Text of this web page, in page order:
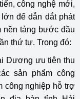
công nghệ mới,
để dẫn dắt phát
nền tảng bước đầu
thứ tư. Trong đó:
Dương ưu tiên thu
sản phẩm công
công nghiệp hỗ trợ